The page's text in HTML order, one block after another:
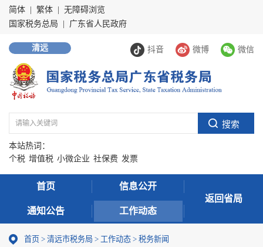
简体 繁体
无障碍浏览
国家税务总局
广东省人民政府
抖音 微博 微信
清远
本站热词：
个税 增值税 小微企业 社保费 发票
首页 信息公开
通知公告 工作动态
返回省局
首页 > 清远市税务局 > 工作动态 > 税务新闻